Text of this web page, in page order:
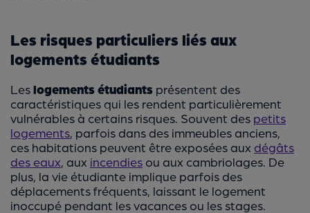
Les risques particuliers liés aux
logements étudiants
Leslogements étudiants présentent des
caractéristiques qui les rendent particulièrement
vulnérables à certains risques. Souvent des petits
logements , parfois dans des immeubles anciens,
ces habitations peuvent être exposées aux dégâts
des eaux , aux incendies ou aux cambriolages. De
plus, la vie étudiante implique parfois des
déplacements fréquents, laissant le logement
inoccupé pendant les vacances ou les stages.